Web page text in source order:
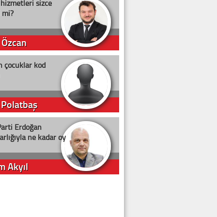
hizmetleri sizce
çocuklar kod
Erdoğan
ne kadar oy
Akyıl